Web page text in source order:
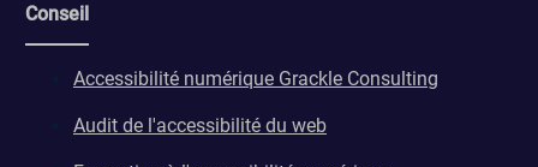
Conseil
Accessibilité numérique Grackle Consulting
Audit de l'accessibilité du web